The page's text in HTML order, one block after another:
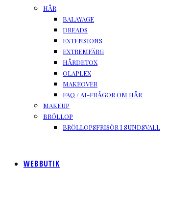
HÅR
BALAYAGE
DREADS
EXTENSIONS
EXTREMFÄRG
HÅRDETOX
OLAPLEX
MAKEOVER
FAQ / AI-FRÅGOR OM HÅR
MAKEUP
BRÖLLOP
BRÖLLOPSFRISÖR I SUNDSVALL
WEBBUTIK